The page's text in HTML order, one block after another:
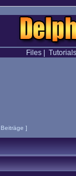
Files| Tutorials
]